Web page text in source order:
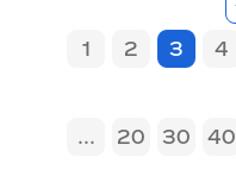
1 2 3 4
...
20 30 40